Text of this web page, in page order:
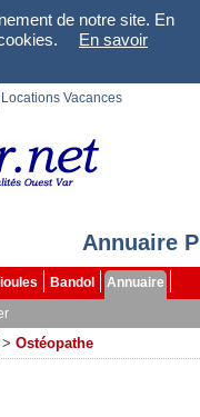
de notre site. En
En savoir
Locations Vacances
Annuaire
Bandol
Annuaire
> Ostéopathe